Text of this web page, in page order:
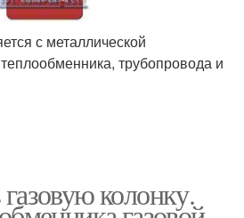
с металлической
трубопровода и
колонку.